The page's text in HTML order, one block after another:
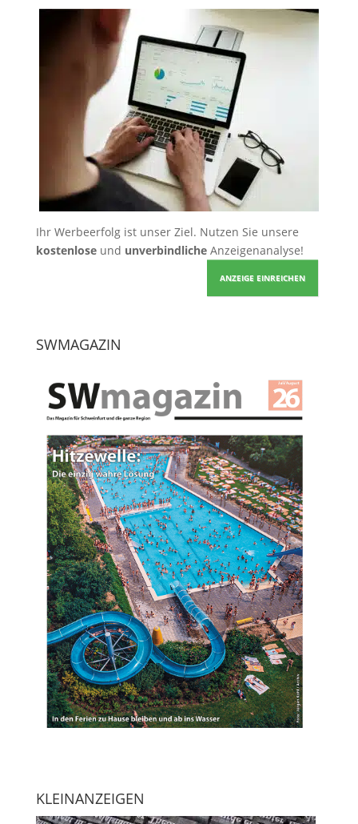
Ihr Werbeerfolg ist unser Ziel. Nutzen Sie unsere
kostenloseund unverbindlicheAnzeigenanalyse!
ANZEIGE EINREICHEN
SWMAGAZIN
KLEINANZEIGEN